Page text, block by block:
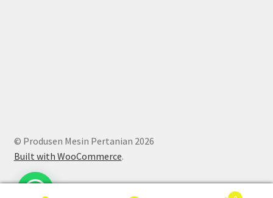
© Produsen Mesin Pertanian 2026
Built with WooCommerce.